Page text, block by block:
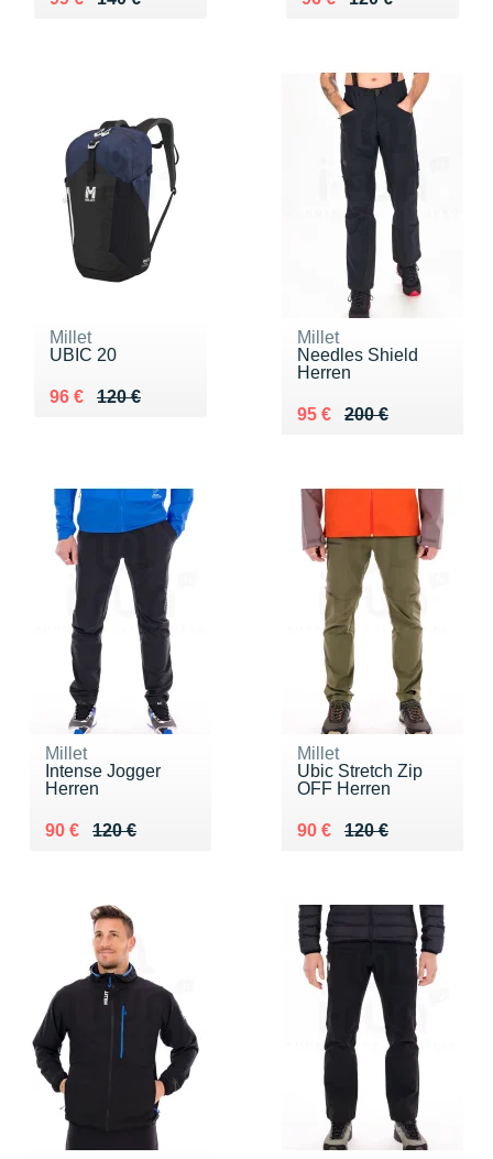
Millet
UBIC 20
120 €
Au lieu de 120 €
96 €
Vendu 96 €
Millet
Needles Shield
Herren
200 €
Au lieu de 200 €
95 €
Vendu 95 €
Millet
Intense Jogger
Herren
120 €
Au lieu de 120 €
90 €
Vendu 90 €
Millet
Ubic Stretch Zip
OFF Herren
120 €
Au lieu de 120 €
90 €
Vendu 90 €